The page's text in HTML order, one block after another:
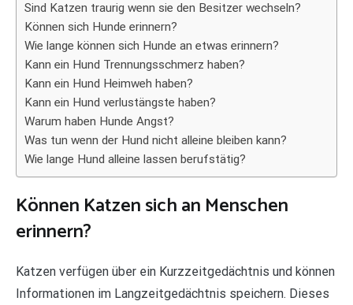
Sind Katzen traurig wenn sie den Besitzer wechseln?
Können sich Hunde erinnern?
Wie lange können sich Hunde an etwas erinnern?
Kann ein Hund Trennungsschmerz haben?
Kann ein Hund Heimweh haben?
Kann ein Hund verlustängste haben?
Warum haben Hunde Angst?
Was tun wenn der Hund nicht alleine bleiben kann?
Wie lange Hund alleine lassen berufstätig?
Können Katzen sich an Menschen
erinnern?
Katzen verfügen über ein Kurzzeitgedächtnis und können
Informationen im Langzeitgedächtnis speichern. Dieses